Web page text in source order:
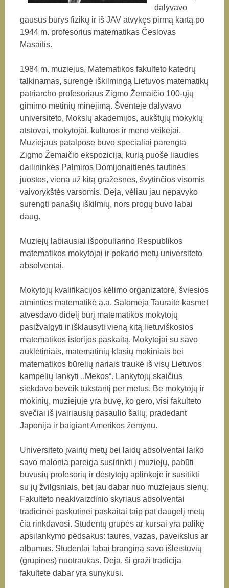
dalyvavo
gausus būrys fizikų ir iš JAV atvykęs pirmą kartą po
1944 m. profesorius matematikas Česlovas
Masaitis.
1984 m. muziejus, Matematikos fakulteto katedrų
talkinamas, surengė iškilmingą Lietuvos matematikų
patriarcho profesoriaus Zigmo Žemaičio 100-ųjų
gimimo metinių minėjimą. Šventėje dalyvavo
universiteto, Mokslų akademijos, aukštųjų mokyklų
atstovai, mokytojai, kultūros ir meno veikėjai.
Muziejaus patalpose buvo specialiai parengta
Zigmo Žemaičio ekspozicija, kurią puošė liaudies
dailininkės Palmiros Domijonaitienės tautinės
juostos, viena už kitą gražesnės, švytinčios visomis
vaivorykštės varsomis. Deja, vėliau jau nepavyko
surengti panašių iškilmių, nors progų buvo labai
daug.
Muziejų labiausiai išpopuliarino Respublikos
matematikos mokytojai ir pokario metų universiteto
absolventai.
Mokytojų kvalifikacijos kėlimo organizatorė, šviesios
atminties matematikė a.a. Salomėja Tauraitė kasmet
atvesdavo didelį būrį matematikos mokytojų
pasižvalgyti ir išklausyti vieną kitą lietuviškosios
matematikos istorijos paskaitą. Mokytojai su savo
auklėtiniais, matematinių klasių mokiniais bei
matematikos būrelių nariais traukė iš visų Lietuvos
kampelių lankyti ,,Mekos“. Lankytojų skaičius
siekdavo beveik tūkstantį per metus. Be mokytojų ir
mokinių, muziejuje yra buvę, ko gero, visi fakulteto
svečiai iš įvairiausių pasaulio šalių, pradedant
Japonija ir baigiant Amerikos žemynu.
Universiteto įvairių metų bei laidų absolventai laiko
savo malonia pareiga susirinkti į muziejų, pabūti
buvusių profesorių ir dėstytojų aplinkoje ir susitikti
su jų žvilgsniais, bet jau dabar nuo muziejaus sienų.
Fakulteto neakivaizdinio skyriaus absolventai
tradicinei paskutinei paskaitai taip pat daugelį metų
čia rinkdavosi. Studentų grupės ar kursai yra palikę
apsilankymo pėdsakus: taures, vazas, paveikslus ar
albumus. Studentai labai brangina savo išleistuvių
(grupines) nuotraukas. Deja, ši graži tradicija
fakultete dabar yra sunykusi.